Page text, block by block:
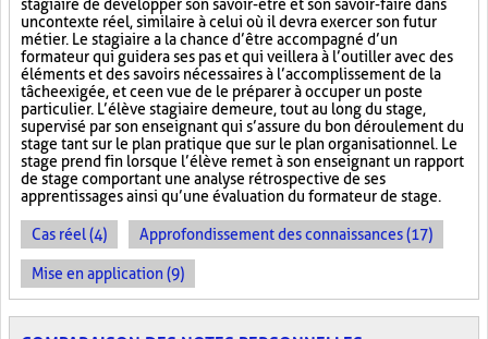
stagiaire de développer son savoir-être et son savoir-faire dans
un contexte réel, similaire à celui où il devra exercer son futur
métier. Le stagiaire a la chance d’être accompagné d’un
formateur qui guidera ses pas et qui veillera à l’outiller avec des
éléments et des savoirs nécessaires à l’accomplissement de la
tâche exigée, et ce en vue de le préparer à occuper un poste
particulier. L’élève stagiaire demeure, tout au long du stage,
supervisé par son enseignant qui s’assure du bon déroulement du
stage tant sur le plan pratique que sur le plan organisationnel. Le
stage prend fin lorsque l’élève remet à son enseignant un rapport
de stage comportant une analyse rétrospective de ses
apprentissages ainsi qu’une évaluation du formateur de stage.
Cas réel (4) Approfondissement des connaissances (17)
Mise en application (9)